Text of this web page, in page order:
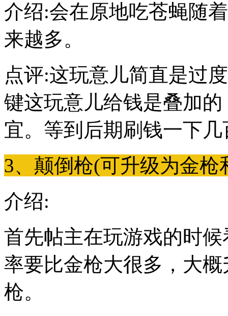
介绍:会在原地吃苍蝇随
来越多。
点评:这玩意儿简直是过
键这玩意儿给钱是叠加
宜。等到后期刷钱一下
3、颠倒枪(可升级为金枪
介绍:
首先帖主在玩游戏的时
率要比金枪大很多，大
枪。